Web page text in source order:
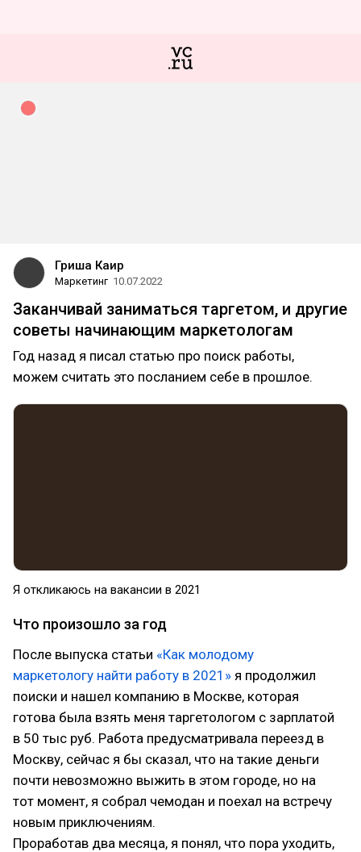
Гриша Каир
Маркетинг 10.07.2022
Заканчивай заниматься таргетом, и другие
советы начинающим маркетологам
Год назад я писал статью про поиск работы,
можем считать это посланием себе в прошлое.
Я откликаюсь на вакансии в 2021
Что произошло за год
После выпуска статьи «Как молодому
маркетологу найти работу в 2021» я продолжил
поиски и нашел компанию в Москве, которая
готова была взять меня таргетологом с зарплатой
в 50 тыс руб. Работа предусматривала переезд в
Москву, сейчас я бы сказал, что на такие деньги
почти невозможно выжить в этом городе, но на
тот момент, я собрал чемодан и поехал на встречу
новым приключениям.
Проработав два месяца, я понял, что пора уходить,